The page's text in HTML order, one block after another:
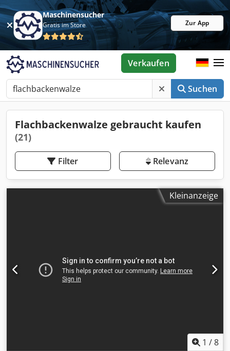
Maschinensucher
Gratis im Store Zur App
Suchen
Verkaufen
Flachbackenwalze gebraucht kaufen
(21)
Filter Relevanz
Kleinanzeige
1 /8